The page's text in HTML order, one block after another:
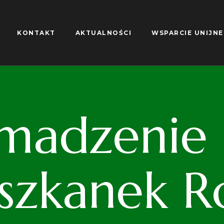
KONTAKT AKTUALNOŚCI WSPARCIE UNIJNE